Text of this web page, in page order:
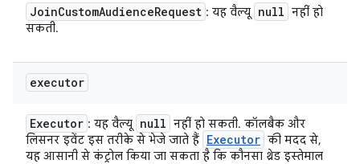
JoinCustomAudienceRequest : यह वैल्यू null नहीं हो
सकती.
executor
Executor : यह वैल्यू null नहीं हो सकती. कॉलबैक और
लिसनर इवेंट इस तरीके से भेजे जाते हैं Executor की मदद से,
यह आसानी से कंट्रोल किया जा सकता है कि कौनसा थ्रेड इस्तेमाल